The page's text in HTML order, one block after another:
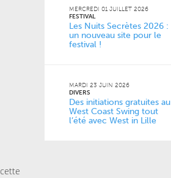
MERCREDI 01 JUILLET 2026
FESTIVAL
Les Nuits Secrètes 2026 :
un nouveau site pour le
festival !
MARDI 23 JUIN 2026
DIVERS
Des initiations gratuites au
West Coast Swing tout
l’été avec West in Lille